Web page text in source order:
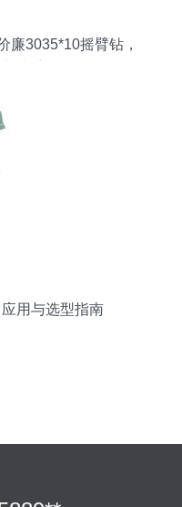
廉3035*10摇臂钻，
用与选型指南